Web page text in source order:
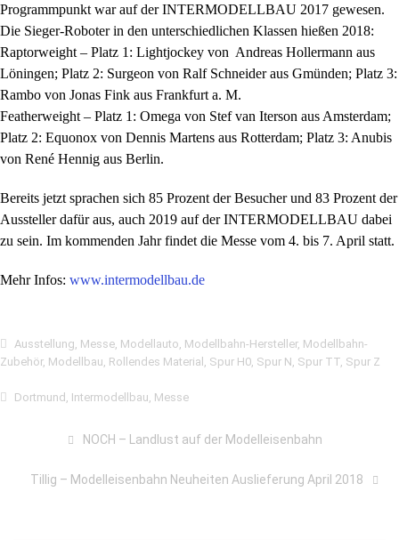
Programmpunkt war auf der INTERMODELLBAU 2017 gewesen.
Die Sieger-Roboter in den unterschiedlichen Klassen hießen 2018:
Raptorweight – Platz 1: Lightjockey von Andreas Hollermann aus
Löningen; Platz 2: Surgeon von Ralf Schneider aus Gmünden; Platz 3:
Rambo von Jonas Fink aus Frankfurt a. M.
Featherweight – Platz 1: Omega von Stef van Iterson aus Amsterdam;
Platz 2: Equonox von Dennis Martens aus Rotterdam; Platz 3: Anubis
von René Hennig aus Berlin.
Bereits jetzt sprachen sich 85 Prozent der Besucher und 83 Prozent der
Aussteller dafür aus, auch 2019 auf der INTERMODELLBAU dabei
zu sein. Im kommenden Jahr findet die Messe vom 4. bis 7. April statt.
Mehr Infos: www.intermodellbau.de
Ausstellung, Messe, Modellauto, Modellbahn-Hersteller, Modellbahn-
Zubehör, Modellbau, Rollendes Material , Spur H0, Spur N, Spur TT, Spur Z
Dortmund , Intermodellbau, Messe
NOCH – Landlust auf der Modelleisenbahn
Tillig – Modelleisenbahn Neuheiten Auslieferung April 2018